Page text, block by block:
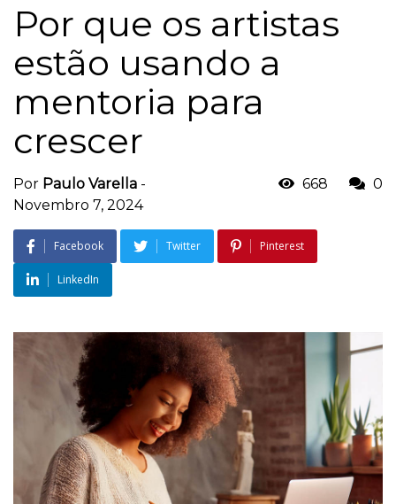
Por que os artistas
estão usando a
mentoria para
crescer
Por Paulo Varella -
Novembro 7, 2024
668 0
Facebook Twitter Pinterest
LinkedIn